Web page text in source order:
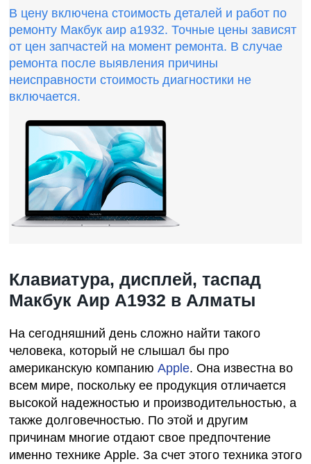
В цену включена стоимость деталей и работ по
ремонту Макбук аир а1932. Точные цены зависят
от цен запчастей на момент ремонта. В случае
ремонта после выявления причины
неисправности стоимость диагностики не
включается.
Клавиатура, дисплей, таспад
Макбук Аир А1932 в Алматы
На сегодняшний день сложно найти такого
человека, который не слышал бы про
американскую компанию Apple. Она известна во
всем мире, поскольку ее продукция отличается
высокой надежностью и производительностью, а
также долговечностью. По этой и другим
причинам многие отдают свое предпочтение
именно технике Apple. За счет этого техника этого